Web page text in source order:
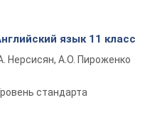
язык 11 класс
Нерсисян, А.О. Пироженко
стандарта